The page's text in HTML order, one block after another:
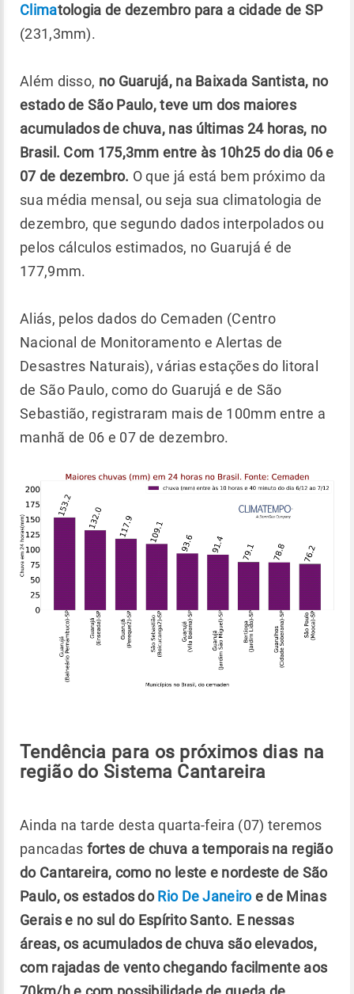
Climatologia de dezembro para a cidade de SP
(231,3mm).
Além disso, no Guarujá, na Baixada Santista, no
estado de São Paulo, teve um dos maiores
acumulados de chuva, nas últimas 24 horas, no
Brasil. Com 175,3mm entre às 10h25 do dia 06 e
07 de dezembro. O que já está bem próximo da
sua média mensal, ou seja sua climatologia de
dezembro, que segundo dados interpolados ou
pelos cálculos estimados, no Guarujá é de
177,9mm.
Aliás, pelos dados do Cemaden (Centro
Nacional de Monitoramento e Alertas de
Desastres Naturais), várias estações do litoral
de São Paulo, como do Guarujá e de São
Sebastião, registraram mais de 100mm entre a
manhã de 06 e 07 de dezembro.
Tendência para os próximos dias na
região do Sistema Cantareira
Ainda na tarde desta quarta-feira (07) teremos
pancadas fortes de chuva a temporais na região
do Cantareira, como no leste e nordeste de São
Paulo, os estados doRio De Janeiroe de Minas
Gerais e no sul do Espírito Santo. E nessas
áreas, os acumulados de chuva são elevados,
com rajadas de vento chegando facilmente aos